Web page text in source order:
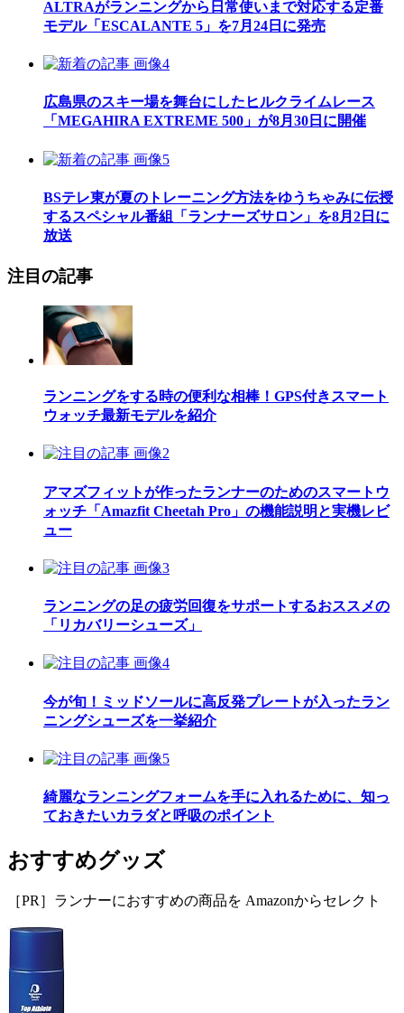
ALTRAがランニングから日常使いまで対応する定番
モデル「ESCALANTE 5」を7月24日に発売
広島県のスキー場を舞台にしたヒルクライムレース
「MEGAHIRA EXTREME 500」が8月30日に開催
BSテレ東が夏のトレーニング方法をゆうちゃみに伝授
するスペシャル番組「ランナーズサロン」を8月2日に
放送
注目の記事
ランニングをする時の便利な相棒！GPS付きスマート
ウォッチ最新モデルを紹介
アマズフィットが作ったランナーのためのスマートウ
ォッチ「Amazfit Cheetah Pro」の機能説明と実機レビ
ュー
ランニングの足の疲労回復をサポートするおススメの
「リカバリーシューズ」
今が旬！ミッドソールに高反発プレートが入ったラン
ニングシューズを一挙紹介
綺麗なランニングフォームを手に入れるために、知っ
ておきたいカラダと呼吸のポイント
おすすめグッズ
［PR］ランナーにおすすめの商品を Amazonからセレクト